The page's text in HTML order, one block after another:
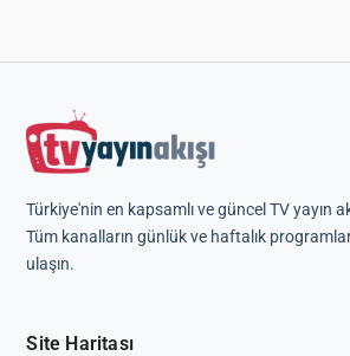
Türkiye'nin en kapsamlı ve güncel TV yayın
Tüm kanalların günlük ve haftalık
ulaşın.
Site Haritası